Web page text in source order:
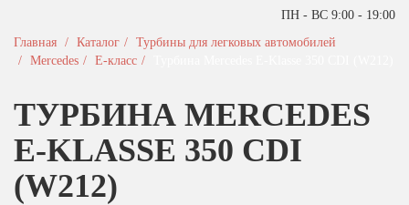
ПН - ВС 9:00 - 19:00
Главная
Каталог
Турбины для легковых автомобилей
Mercedes
E-класс
ТУРБИНА MERCEDES
E-KLASSE 350 CDI
(W212)